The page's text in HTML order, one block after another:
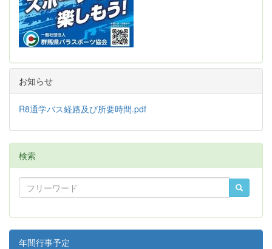
お知らせ
R8通学バス経路及び所要時間.pdf
検索
年間行事予定